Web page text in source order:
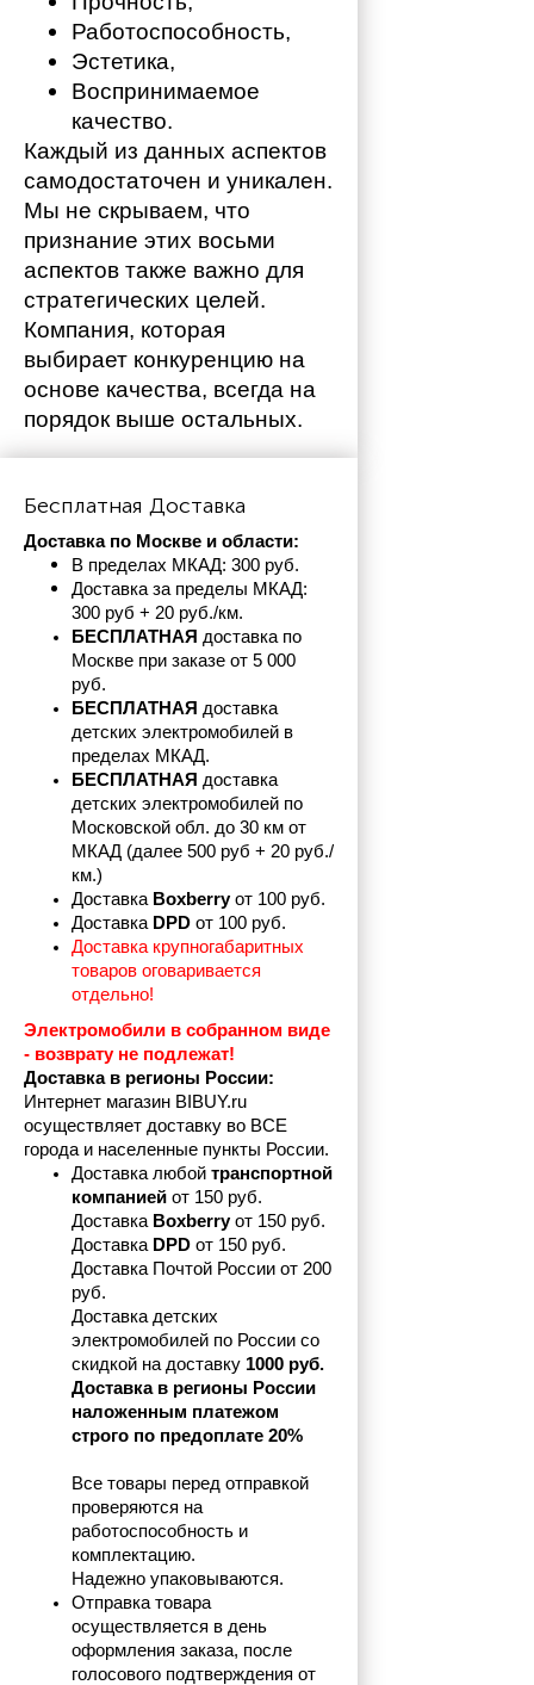
Работоспособность,
Эстетика,
Воспринимаемое
качество.
Каждый из данных аспектов
самодостаточен и уникален.
Мы не скрываем, что
признание этих восьми
аспектов также важно для
стратегических целей.
Компания, которая
выбирает конкуренцию на
основе качества, всегда на
порядок выше остальных.
Бесплатная Доставка
Доставка по Москве и области:
В пределах МКАД: 300 руб.
Доставка за пределы МКАД:
300 руб + 20 руб./км.
БЕСПЛАТНАЯ доставка по
Москве при заказе от 5 000
руб.
БЕСПЛАТНАЯ доставка
детских электромобилей в
пределах МКАД.
БЕСПЛАТНАЯ доставка
детских электромобилей по
Московской обл. до 30 км от
МКАД (далее 500 руб + 20 руб./
км.)
Доставка Boxberry от 100 руб.
Доставка DPD от 100 руб.
Доставка крупногабаритных
товаров оговаривается
отдельно!
Электромобили в собранном виде
- возврату не подлежат!
Доставка в регионы России:
Интернет магазин BIBUY.ru
осуществляет доставку во ВСЕ
города и населенные пункты России.
Доставка любой транспортной
компанией от 150 руб.
Доставка Boxberry от 150 руб.
Доставка DPD от 150 руб.
Доставка Почтой России от 200
руб.
Доставка детских
электромобилей по России со
скидкой на доставку 1000 руб.
Доставка в регионы России
наложенным платежом
строго по предоплате 20%
Все товары перед отправкой
проверяются на
работоспособность и
комплектацию.
Надежно упаковываются.
Отправка товара
осуществляется в день
оформления заказа, после
голосового подтверждения от